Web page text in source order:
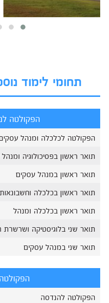
תחומי לימוד
הפקולטה
הפקולטה לכלכלה ומנהל
תואר ראשון בפסיכולוגיה
תואר ראשון במנהל עסקים
תואר ראשון בכלכלה וחשבונאות
תואר ראשון בכלכלה ומנהל
תואר שני בלוגיסטיקה
תואר שני במנהל עסקים
הפקולטה להנדסה